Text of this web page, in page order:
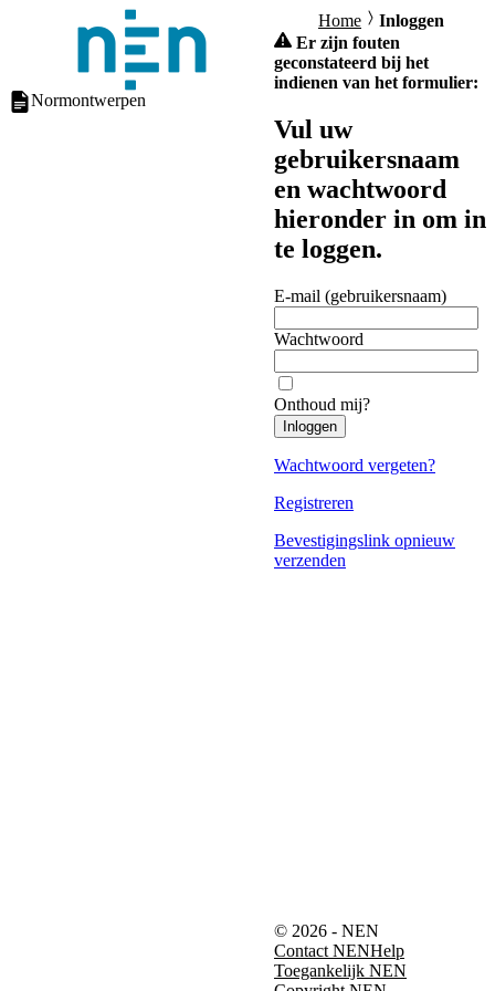
Normontwerpen
Home
Inloggen
Er zijn fouten
geconstateerd bij het
indienen van het formulier:
Vul uw
gebruikersnaam
en wachtwoord
hieronder in om in
te loggen.
E-mail (gebruikersnaam)
Wachtwoord
Onthoud mij?
Inloggen
Wachtwoord vergeten?
Registreren
Bevestigingslink opnieuw
verzenden
© 2026 - NEN
Contact NENHelp
Toegankelijk NEN